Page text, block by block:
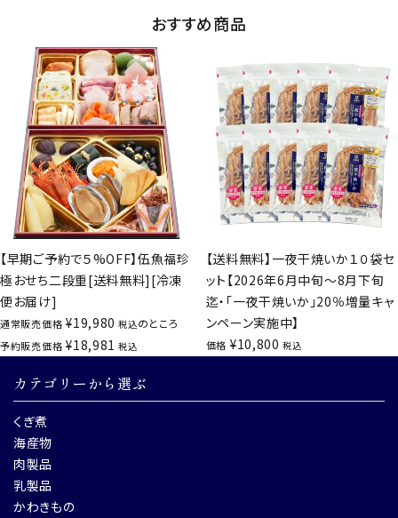
おすすめ商品
【早期ご予約で５%OFF】伍魚福珍
極おせち二段重[送料無料][冷凍
便お届け]
通常販売価格 ¥19,980 税込のところ
予約販売価格 ¥18,981 税込
【送料無料】一夜干焼いか１０袋セ
ット【2026年6月中旬～8月下旬
迄・「一夜干焼いか」20％増量キャ
ンペーン実施中】
価格 ¥10,800 税込
カテゴリーから選ぶ
くぎ煮
海産物
肉製品
乳製品
かわきもの